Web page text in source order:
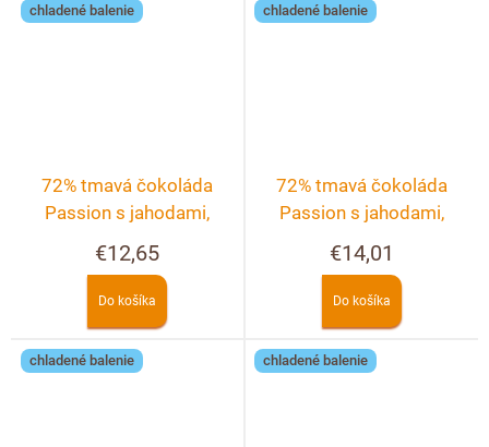
chladené balenie
72% tmavá čokoláda
Passion s jahodami,
malinami a fialkami
€12,65
Do košíka
chladené balenie
72% tmavá čokoláda
Passion s jahodami,
malinami, černicami a
ríbezľami
€14,01
Do košíka
chladené balenie chladené balenie